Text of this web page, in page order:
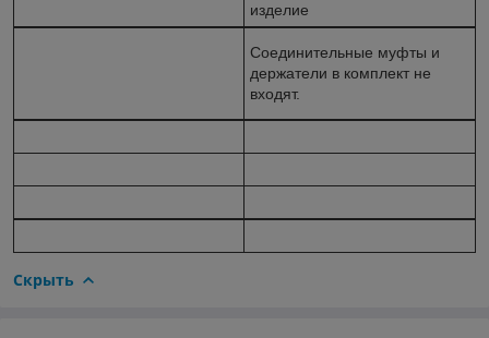
изделие
Соединительные муфты и
держатели в комплект не
входят.
Скрыть